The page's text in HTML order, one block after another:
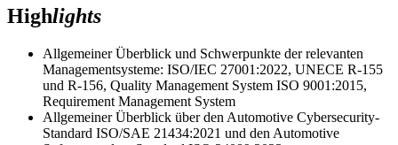
Highlights
Allgemeiner Überblick und Schwerpunkte der relevanten
Managementsysteme: ISO/IEC 27001:2022, UNECE R-155
und R-156, Quality Management System ISO 9001:2015,
Requirement Management System
Allgemeiner Überblick über den Automotive Cybersecurity-
Standard ISO/SAE 21434:2021 und den Automotive